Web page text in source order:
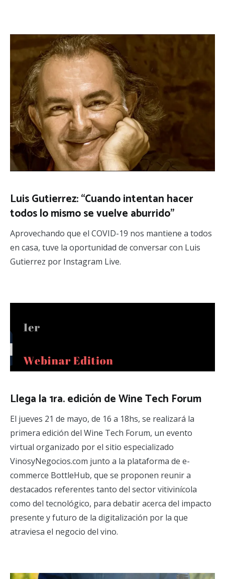
Luis Gutierrez: “Cuando intentan hacer
todos lo mismo se vuelve aburrido”
Aprovechando que el COVID-19 nos mantiene a todos
en casa, tuve la oportunidad de conversar con Luis
Gutierrez por Instagram Live.
Llega la 1ra. edición de Wine Tech Forum
El jueves 21 de mayo, de 16 a 18hs, se realizará la
primera edición del Wine Tech Forum, un evento
virtual organizado por el sitio especializado
VinosyNegocios.com junto a la plataforma de e-
commerce BottleHub, que se proponen reunir a
destacados referentes tanto del sector vitivinícola
como del tecnológico, para debatir acerca del impacto
presente y futuro de la digitalización por la que
atraviesa el negocio del vino.